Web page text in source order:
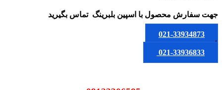
جهت سفارش محصول با اسپین بلبرینگ تماس بگیرید
021-33934873
یا
021-33936833